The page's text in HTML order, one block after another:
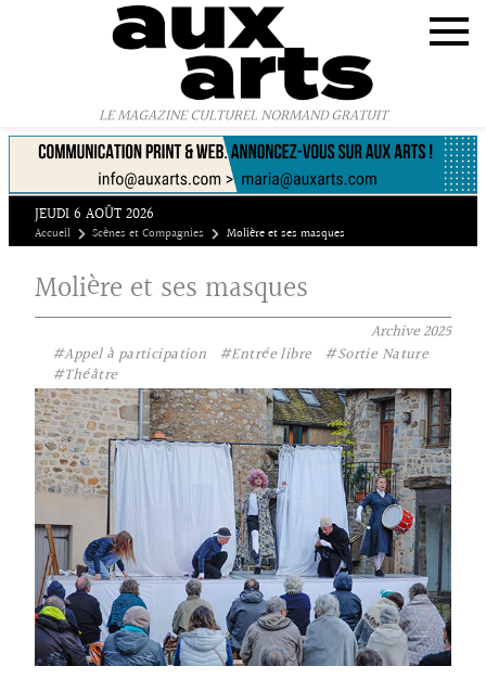
LE MAGAZINE CULTUREL NORMAND GRATUIT
JEUDI 6 AOÛT 2026
Accueil Scènes et Compagnies Molière et ses masques
Molière et ses masques
Archive2025
#Appel à participation
#Entrée libre
#Sortie Nature
#Théâtre
Panneau de gestion des cookies